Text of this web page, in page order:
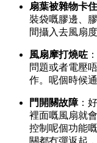
扇葉被雜物卡住
裝袋嘅膠邊、
間攝入去風扇
風扇摩打燒咗
問題或者電壓
作。呢個時候
門開關故障：
裡面嘅風扇就
控制呢個功能
關都冇彈返起